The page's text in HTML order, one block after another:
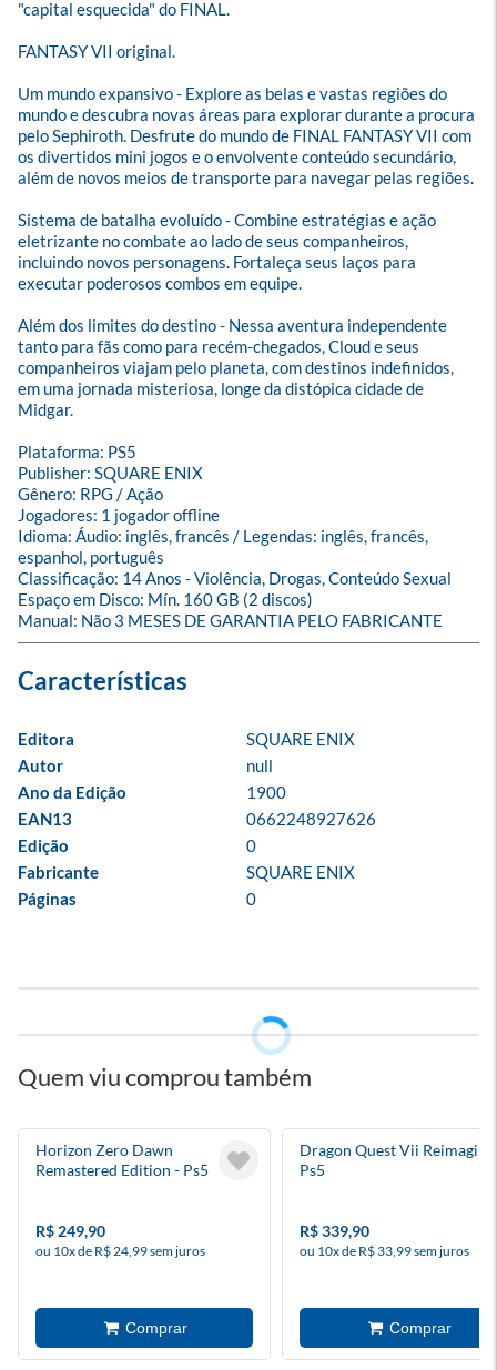
"capital esquecida" do FINAL.
FANTASY VII original.
Um mundo expansivo - Explore as belas e vastas regiões do
mundo e descubra novas áreas para explorar durante a procura
pelo Sephiroth. Desfrute do mundo de FINAL FANTASY VII com
os divertidos mini jogos e o envolvente conteúdo secundário,
além de novos meios de transporte para navegar pelas regiões.
Sistema de batalha evoluído - Combine estratégias e ação
eletrizante no combate ao lado de seus companheiros,
incluindo novos personagens. Fortaleça seus laços para
executar poderosos combos em equipe.
Além dos limites do destino - Nessa aventura independente
tanto para fãs como para recém-chegados, Cloud e seus
companheiros viajam pelo planeta, com destinos indefinidos,
em uma jornada misteriosa, longe da distópica cidade de
Midgar.
Plataforma: PS5
Publisher: SQUARE ENIX
Gênero: RPG / Ação
Jogadores: 1 jogador offline
Idioma: Áudio: inglês, francês / Legendas: inglês, francês,
espanhol, português
Classificação: 14 Anos - Violência, Drogas, Conteúdo Sexual
Espaço em Disco: Mín. 160 GB (2 discos)
Manual: Não 3 MESES DE GARANTIA PELO FABRICANTE
Editora
SQUARE ENIX
Autor
null
Ano da Edição
1900
EAN13
0662248927626
Edição
0
Fabricante
SQUARE ENIX
Páginas
0
Quem viu comprou também
Horizon Zero Dawn
Remastered Edition - Ps5
R$ 249,90
ou 10x de R$ 24,99 sem juros
Dragon Quest Vii
Ps5
R$ 339,90
ou 10x de R$ 33,99 sem juros